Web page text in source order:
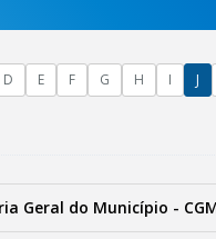
D E F G H I J
Geral do Município - CGM